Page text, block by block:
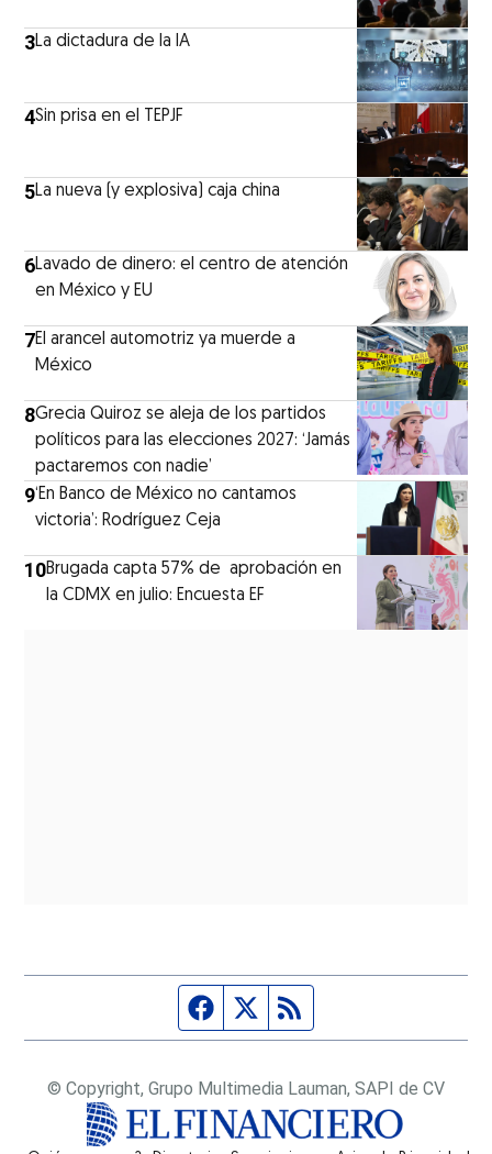
3La dictadura de la IA
4Sin prisa en el TEPJF
5La nueva (y explosiva) caja china
6Lavado de dinero: el centro de atención
en México y EU
7El arancel automotriz ya muerde a
México
8Grecia Quiroz se aleja de los partidos
políticos para las elecciones 2027: ‘Jamás
pactaremos con nadie’
9‘En Banco de México no cantamos
victoria’: Rodríguez Ceja
10Brugada capta 57% de aprobación en
la CDMX en julio: Encuesta EF
Página de Facebook
Fuente Twitter
© Copyright, Grupo Multimedia Lauman, SAPI de CV